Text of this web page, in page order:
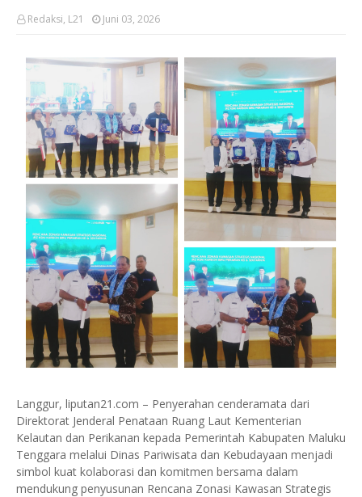
Redaksi, L21 Juni 03, 2026
Langgur, liputan21.com – Penyerahan cenderamata dari
Direktorat Jenderal Penataan Ruang Laut Kementerian
Kelautan dan Perikanan kepada Pemerintah Kabupaten Maluku
Tenggara melalui Dinas Pariwisata dan Kebudayaan menjadi
simbol kuat kolaborasi dan komitmen bersama dalam
mendukung penyusunan Rencana Zonasi Kawasan Strategis